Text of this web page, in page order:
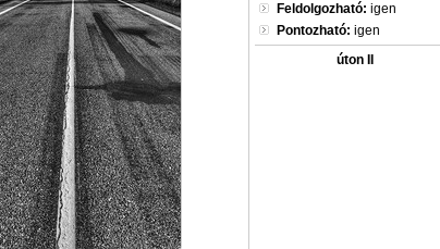
Feldolgozható: igen
Pontozható: igen
úton II